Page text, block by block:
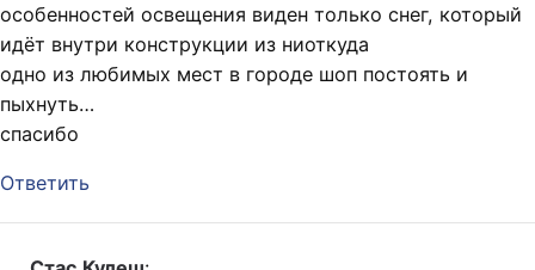
особенностей освещения виден только снег, который
идёт внутри конструкции из ниоткуда
одно из любимых мест в городе шоп постоять и
пыхнуть…
спасибо
Ответить